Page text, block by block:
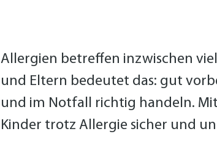
Allergien betreffen inzwischen
und Eltern bedeutet das: gut
und im Notfall richtig handeln.
Kinder trotz Allergie sicher und